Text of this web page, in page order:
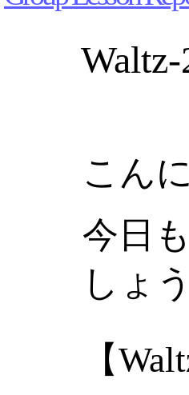
こん
今日
しょ
【